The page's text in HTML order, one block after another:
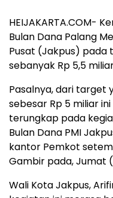
HEIJAKARTA.COM-
Bulan Dana Palang
Pusat (Jakpus) pada
sebanyak Rp 5,5
Pasalnya, dari target
sebesar Rp 5 miliar
terungkap pada
Bulan Dana PMI
kantor Pemkot
Gambir pada, Jumat
Wali Kota Jakpus,